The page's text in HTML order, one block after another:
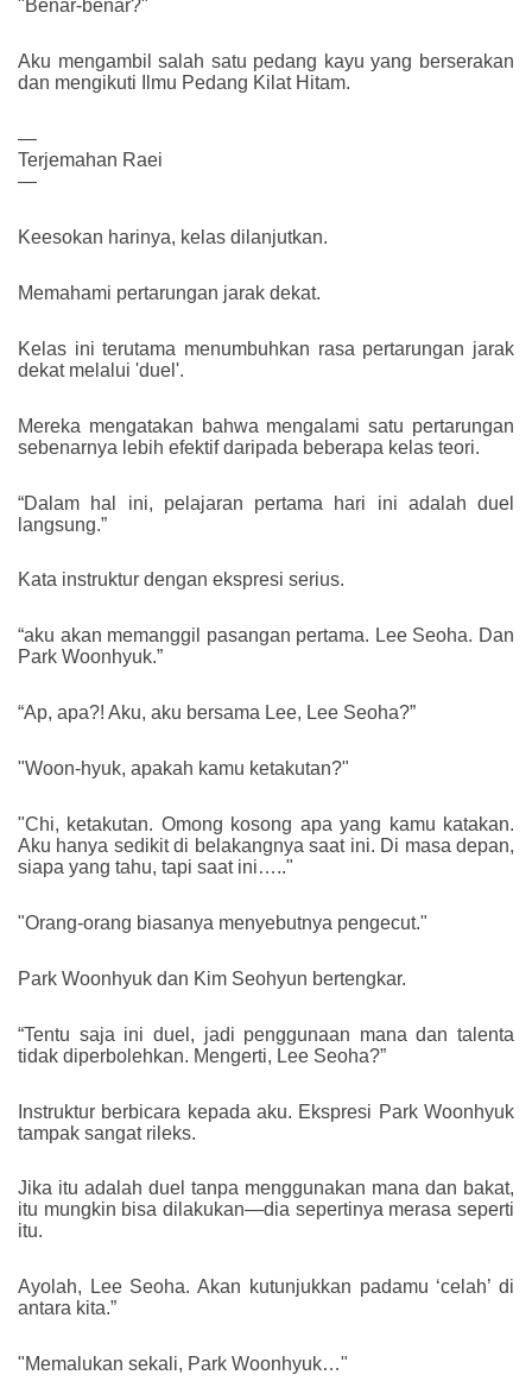
"Benar-benar?"
Aku mengambil salah satu pedang kayu yang berserakan
dan mengikuti Ilmu Pedang Kilat Hitam.
—
Terjemahan Raei
—
Keesokan harinya, kelas dilanjutkan.
Memahami pertarungan jarak dekat.
Kelas ini terutama menumbuhkan rasa pertarungan jarak
dekat melalui 'duel'.
Mereka mengatakan bahwa mengalami satu pertarungan
sebenarnya lebih efektif daripada beberapa kelas teori.
“Dalam hal ini, pelajaran pertama hari ini adalah duel
langsung.”
Kata instruktur dengan ekspresi serius.
“aku akan memanggil pasangan pertama. Lee Seoha. Dan
Park Woonhyuk.”
“Ap, apa?! Aku, aku bersama Lee, Lee Seoha?”
"Woon-hyuk, apakah kamu ketakutan?"
"Chi, ketakutan. Omong kosong apa yang kamu katakan.
Aku hanya sedikit di belakangnya saat ini. Di masa depan,
siapa yang tahu, tapi saat ini….."
"Orang-orang biasanya menyebutnya pengecut."
Park Woonhyuk dan Kim Seohyun bertengkar.
“Tentu saja ini duel, jadi penggunaan mana dan talenta
tidak diperbolehkan. Mengerti, Lee Seoha?”
Instruktur berbicara kepada aku. Ekspresi Park Woonhyuk
tampak sangat rileks.
Jika itu adalah duel tanpa menggunakan mana dan bakat,
itu mungkin bisa dilakukan—dia sepertinya merasa seperti
itu.
Ayolah, Lee Seoha. Akan kutunjukkan padamu ‘celah’ di
antara kita.”
"Memalukan sekali, Park Woonhyuk…"